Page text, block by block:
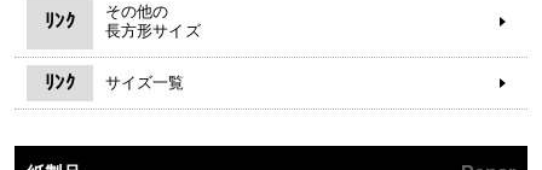
ﾘﾝｸ
その他の
長方形サイズ
ﾘﾝｸ サイズ一覧